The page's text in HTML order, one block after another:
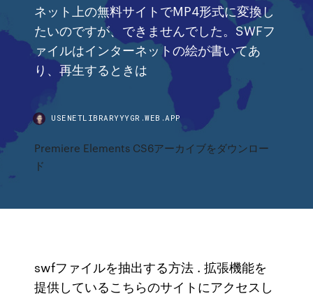
ネット上の無料サイトでMP4形式に変換し
たいのですが、できませんでした。SWFフ
ァイルはインターネットの絵が書いてあ
り、再生するときは
USENETLIBRARYYYGR.WEB.APP
Premiere Elements CS6アーカイブをダウンロー
ド
swfファイルを抽出する方法 . 拡張機能を
提供しているこちらのサイトにアクセスし